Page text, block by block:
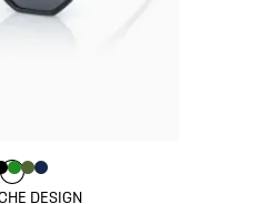
DESIGN
Farbe
Farbeschwarz
Farbe
FarbeFarbe